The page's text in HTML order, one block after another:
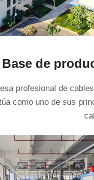
Base de
profesional de
como uno de sus